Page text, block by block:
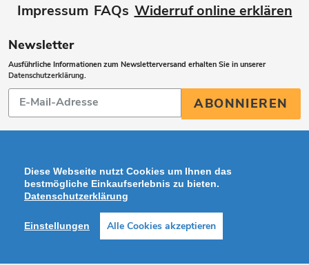
Impressum FAQs Widerruf online erklären
Newsletter
Ausführliche Informationen zum Newsletterversand erhalten Sie in unserer
Datenschutzerklärung.
Abonnieren
Sie
unsere
ABONNIEREN
Zahlungsarten
Instagram
Diese Webseite nutzt Cookies um Ihnen das
bestmögliche Einkaufserlebnis zu bieten.
Datenschutzerklärung
Einstellungen Alle Cookies akzeptieren